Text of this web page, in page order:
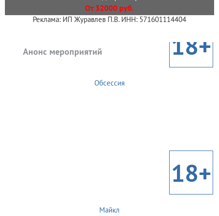
От 32000 руб.
Реклама: ИП Журавлев П.В. ИНН: 571601114404
Анонс мероприятий 18+
Обсессия
18+
Майкл